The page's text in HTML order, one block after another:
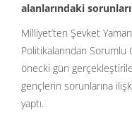
alanlarındaki
Milliyet’ten Şevket
Politikalarından Sorumlu
önecki gün
gençlerin sorunlarına
yaptı.